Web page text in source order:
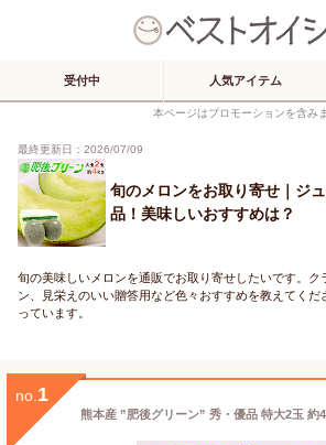
受付中 人気アイテム
本ページはプロモーションを含み
最終更新日：2026/07/09
旬のメロンをお取り寄せ｜ジ
品！美味しいおすすめは？
旬の美味しいメロンを通販でお取り寄せしたいです。ク
ン、見栄えのいい贈答用など色々おすすめを教えてくだ
っています。
no. 1